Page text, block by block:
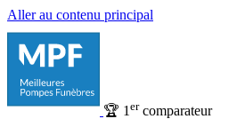
Aller au contenu principal
🏆 1 ercomparateur